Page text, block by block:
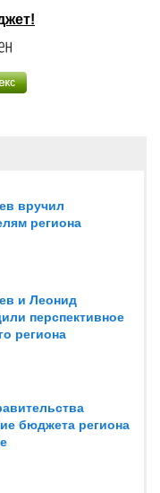
вручил
региона
и Леонид
перспективное
региона
бюджета региона